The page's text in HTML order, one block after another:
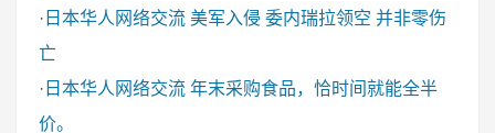
· 日本华人网络交流 美军入侵 委内瑞拉领空 并非零伤
亡
· 日本华人网络交流 年末采购食品，恰时间就能全半
价。